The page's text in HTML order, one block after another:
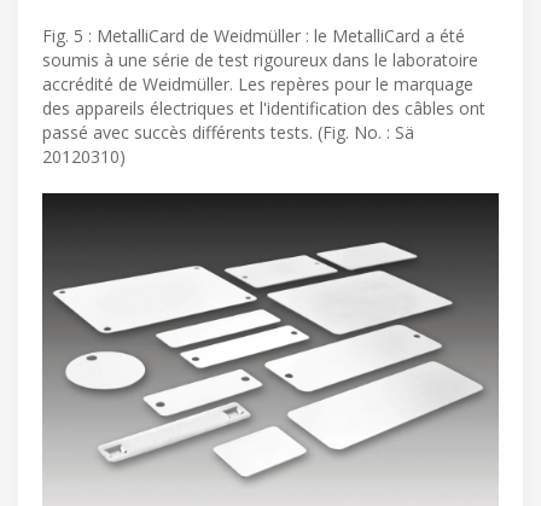
Fig. 5 : MetalliCard de Weidmüller : le MetalliCard a été
soumis à une série de test rigoureux dans le laboratoire
accrédité de Weidmüller. Les repères pour le marquage
des appareils électriques et l'identification des câbles ont
passé avec succès différents tests. (Fig. No. : Sä
20120310)